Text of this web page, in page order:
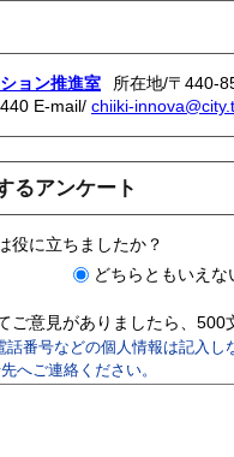
ョン推進室
所在地/〒440-
E-mail/ chiiki-
るアンケート
役に立ちましたか？
どちらともいえな
ご意見がありましたら、500
話番号などの個人情報は記入
へご連絡ください。